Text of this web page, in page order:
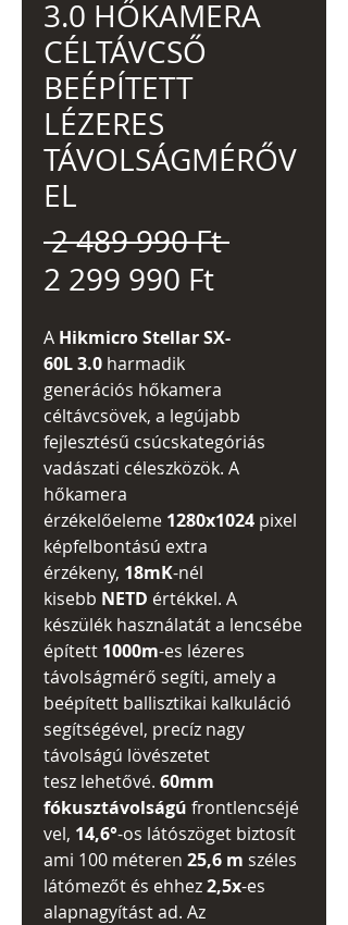
3.0 HŐKAMERA
CÉLTÁVCSŐ
BEÉPÍTETT
LÉZERES
TÁVOLSÁGMÉRŐV
EL
2 489 990 Ft Szokásos
2 299 990 FtAkciós
A Hikmicro Stellar SX-
60L 3.0 harmadik
generációs hőkamera
céltávcsövek, a legújabb
fejlesztésű csúcskategóriás
vadászati céleszközök. A
hőkamera
érzékelőeleme 1280x1024 pixel
képfelbontású extra
érzékeny, 18mK-nél
kisebb NETD értékkel. A
készülék használatát a lencsébe
épített 1000m-es lézeres
távolságmérő segíti, amely a
beépített ballisztikai kalkuláció
segítségével, precíz nagy
távolságú lövészetet
tesz lehetővé. 60mm
fókusztávolságú frontlencséjé
vel, 14,6°-os látószöget biztosít
ami 100 méteren 25,6 m széles
látómezőt és ehhez2,5x-es
alapnagyítást ad. Az